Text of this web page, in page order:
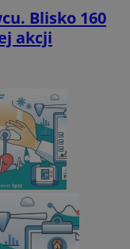
Blisko 160
akcji